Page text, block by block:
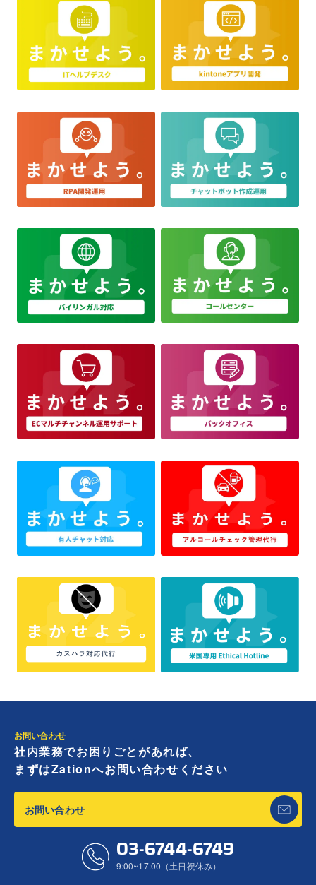
お問い合わせ
社内業務でお困りごとがあれば、
まずはZationへお問い合わせください
お問い合わせ
03-6744-6749
9:00~17:00（土日祝休み）